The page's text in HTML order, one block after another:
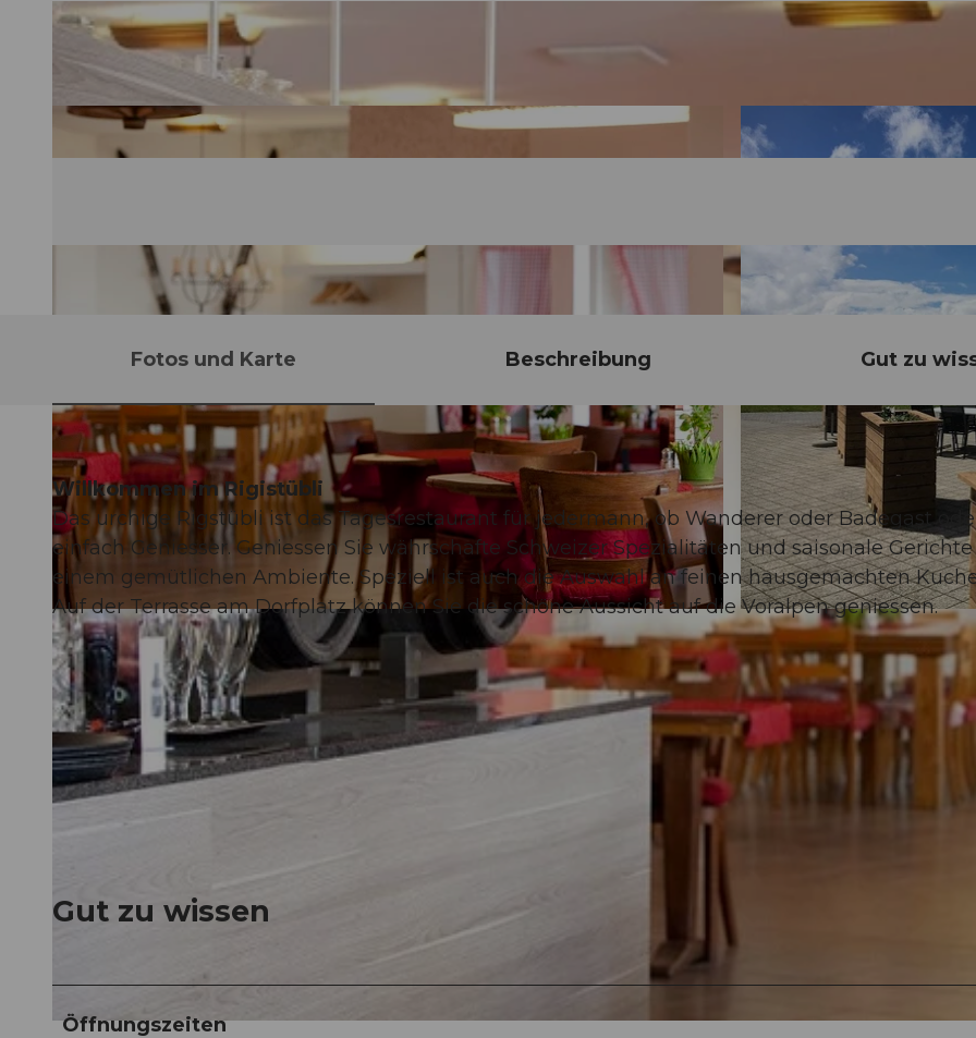
©CC-BY-NC-ND
CC-BY-NC-ND © CC-BY-NC-ND
Fotos und Karte Beschreibung Gut zu
Willkommen im Rigistübli
Das urchige Rigstübli ist das Tagesrestaurant für jedermann, ob Wanderer oder Badegast
einfach Geniesser. Geniessen Sie währschafte Schweizer Spezialitäten und saisonale
einem gemütlichen Ambiente. Speziell ist auch die Auswahl an feinen hausgemachten
Auf der Terrasse am Dorfplatz können Sie die schöne Aussicht auf die Voralpen geniessen.
Gut zu wissen
Öffnungszeiten